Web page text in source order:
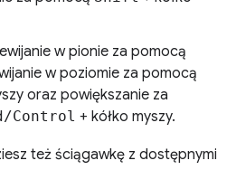
w pionie za pomocą
w poziomie za pomocą
oraz powiększanie za
Control + kółko myszy.
też ściągawkę z dostępnymi